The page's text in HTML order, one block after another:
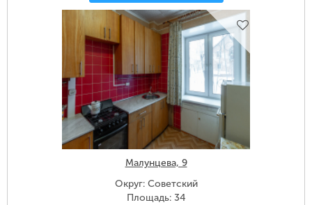
Малунцева, 9
Округ: Советский
Площадь: 34